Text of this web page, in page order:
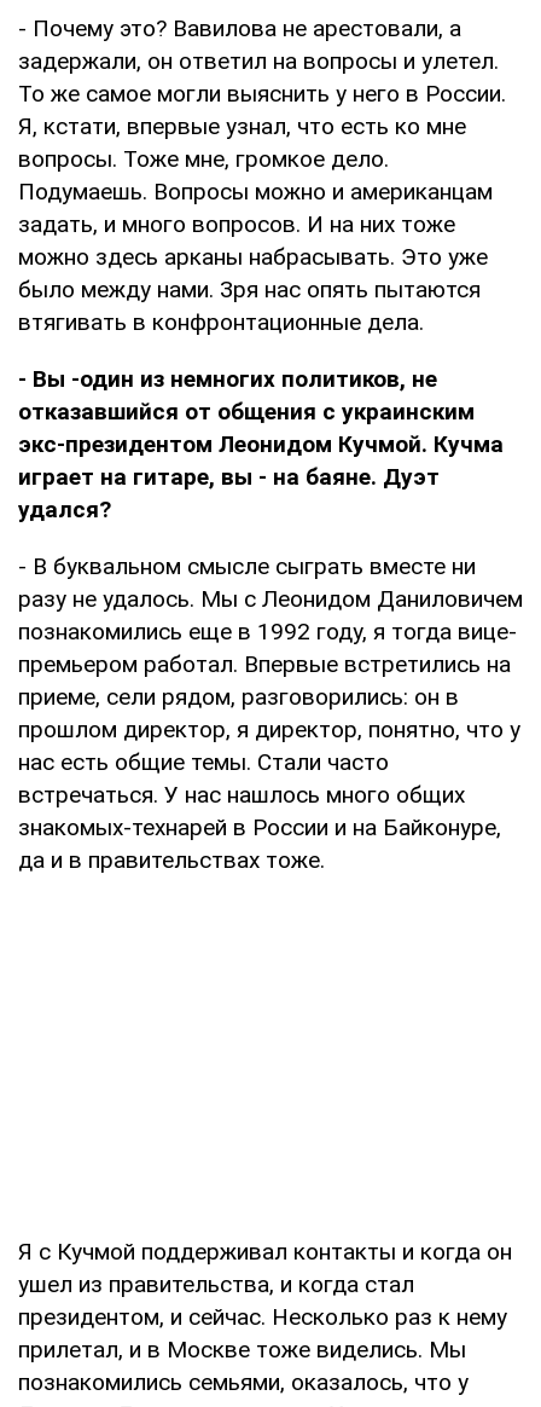
- Почему это? Вавилова не арестовали, а
задержали, он ответил на вопросы и улетел.
То же самое могли выяснить у него в России.
Я, кстати, впервые узнал, что есть ко мне
вопросы. Тоже мне, громкое дело.
Подумаешь. Вопросы можно и американцам
задать, и много вопросов. И на них тоже
можно здесь арканы набрасывать. Это уже
было между нами. Зря нас опять пытаются
втягивать в конфронтационные дела.
- Вы -один из немногих политиков, не
отказавшийся от общения с украинским
экс-президентом Леонидом Кучмой. Кучма
играет на гитаре, вы - на баяне. Дуэт
удался?
- В буквальном смысле сыграть вместе ни
разу не удалось. Мы с Леонидом Даниловичем
познакомились еще в 1992 году, я тогда вице-
премьером работал. Впервые встретились на
приеме, сели рядом, разговорились: он в
прошлом директор, я директор, понятно, что у
нас есть общие темы. Стали часто
встречаться. У нас нашлось много общих
знакомых-технарей в России и на Байконуре,
да и в правительствах тоже.
Я с Кучмой поддерживал контакты и когда он
ушел из правительства, и когда стал
президентом, и сейчас. Несколько раз к нему
прилетал, и в Москве тоже виделись. Мы
познакомились семьями, оказалось, что у